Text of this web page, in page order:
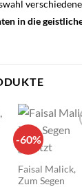
in die
-60%
Faisal Malick,
Zum Segen